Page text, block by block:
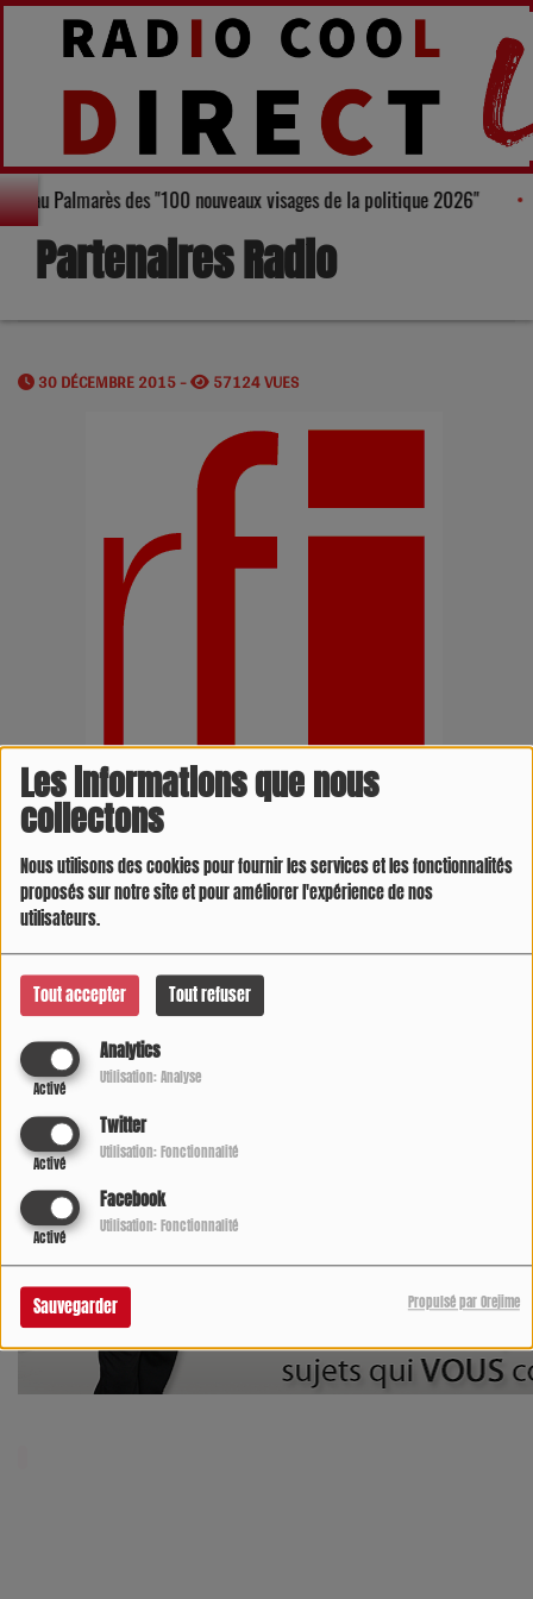
Les informations que nous
collectons
Nous utilisons des cookies pour fournir les services et les fonctionnalités
proposés sur notre site et pour améliorer l'expérience de nos
utilisateurs.
Tout accepter Tout refuser
Analytics
Activé
Utilisation: Analyse
Twitter
Activé
Utilisation: Fonctionnalité
Facebook
Activé
Utilisation: Fonctionnalité
Sauvegarder Propulsé par Orejime
au Palmarès des "100 nouveaux visages de la politique 2026"
Partenaires Radio
30 DÉCEMBRE 2015 - 57124 VUES